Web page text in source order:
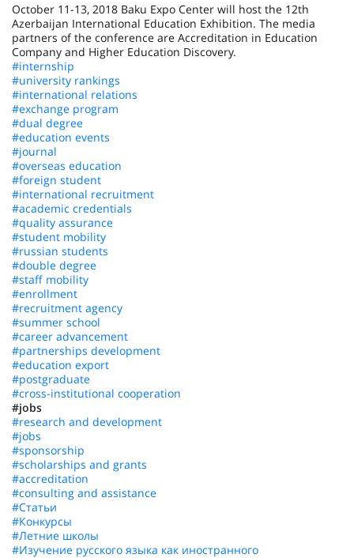
October 11-13, 2018 Baku Expo Center will host the 12th
Azerbaijan International Education Exhibition. The media
partners of the conference are Accreditation in Education
Company and Higher Education Discovery.
#internship
#university rankings
#international relations
#exchange program
#dual degree
#education events
#journal
#overseas education
#foreign student
#international recruitment
#academic credentials
#quality assurance
#student mobility
#russian students
#double degree
#staff mobility
#enrollment
#recruitment agency
#summer school
#career advancement
#partnerships development
#education export
#postgraduate
#cross-institutional cooperation
#jobs
#research and development
#jobs
#sponsorship
#scholarships and grants
#accreditation
#consulting and assistance
#Статьи
#Конкурсы
#Летние школы
#Изучение русского языка как иностранного